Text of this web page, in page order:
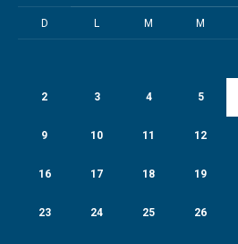
D L M M
2 3 4 5
9 10 11 12
16 17 18 19
23 24 25 26